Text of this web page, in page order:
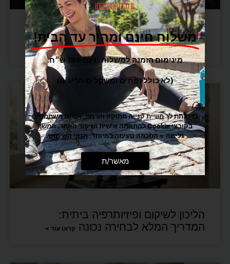
השוואת מותגי הליכונים מובילים
בישראל: מה כדאי לקנות?קראו עוד »
מוצרי ספורט
הליכון לשיקום ופיזיותרפיה ביתית:
המדריך המלא לבחירה נכונה קראו עוד »
משלוח חינם ומהיר עד הבית!
מינימום הזמנה למשלוח חינם 199 ש״ח.
(לא כולל נפחים ומשקלים חריגים)
כדי לתת לך חוויית קנייה מתוקה וזורמת, אנחנו משתמשים
בקובצי Cookie להתאמה אישית ושיפור האתר. המשך
גלישה = הסכמה טעימה במיוחד.תנאי השימוש.
מאשר/ת